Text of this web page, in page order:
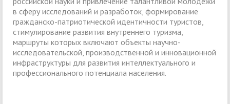
в сферу исследований и разработок, формирование
гражданско-патриотической идентичности туристов,
стимулирование развития внутреннего туризма,
маршруты которых включают объекты научно-
исследовательской, производственной и инновационной
инфраструктуры для развития интеллектуального и
профессионального потенциала населения.